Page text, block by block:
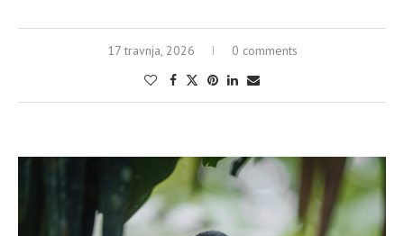
17 travnja, 2026 0 comments